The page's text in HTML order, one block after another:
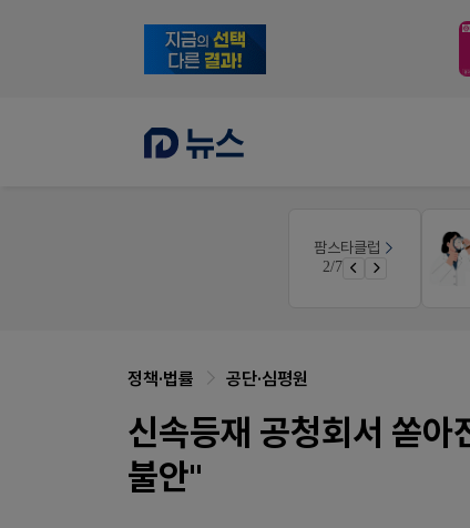
팜스타클럽
3/7 우리 가족 다양한 상처엔 비아핀!
정책·법률 공단·심평원
신속등재 공청회서 쏟아
불안"